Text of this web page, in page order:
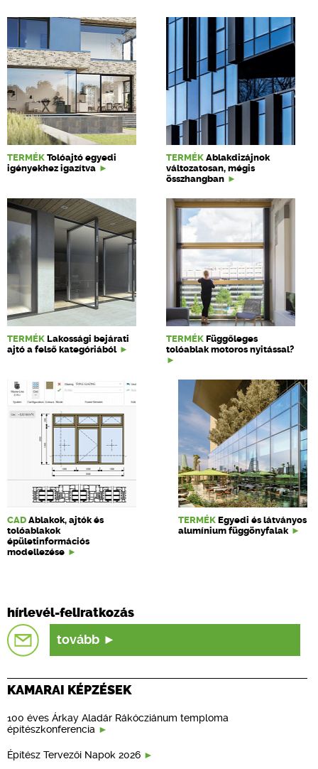
TERMÉK Tolóajtó egyedi
igényekhez igazítva
TERMÉK Ablakdizájnok
változatosan, mégis
összhangban
TERMÉK Lakossági bejárati
ajtó a felső kategóriából
TERMÉK Függőleges
tolóablak motoros nyitással?
CAD Ablakok, ajtók és
tolóablakok
épületinformációs
modellezése
TERMÉK Egyedi és látványos
alumínium függönyfalak
hírlevél-feliratkozás
tovább
KAMARAI KÉPZÉSEK
100 éves Árkay Aladár Rákócziánum temploma
építészkonferencia
Építész Tervezői Napok 2026